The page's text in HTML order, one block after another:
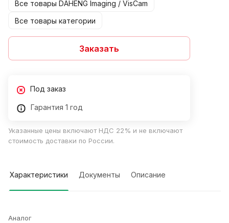
Все товары DAHENG Imaging / VisCam
Все товары категории
Заказать
Под заказ
Гарантия 1 год
Указанные цены включают НДС 22% и не включают
стоимость доставки по России.
Характеристики Документы Описание
Аналог